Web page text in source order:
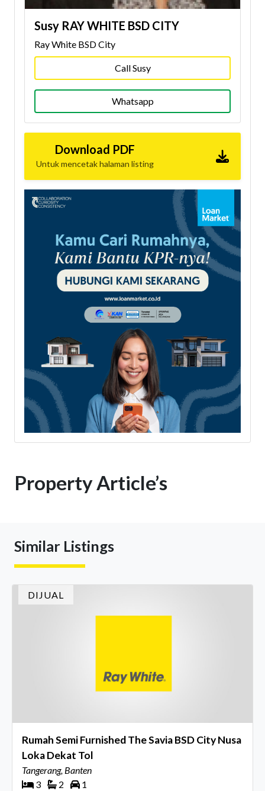
Susy RAY WHITE BSD CITY
Ray White BSD City
Call Susy
Whatsapp
Download PDF
Untuk mencetak halaman listing
Property Article’s
Similar Listings
DIJUAL
Rumah Semi Furnished The Savia BSD City Nusa
Loka Dekat Tol
Tangerang, Banten
3
2 1